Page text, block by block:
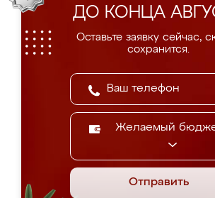
ДО КОНЦА
Оставьте заявку сейчас,
сохранится.
Желаемый
Отправить